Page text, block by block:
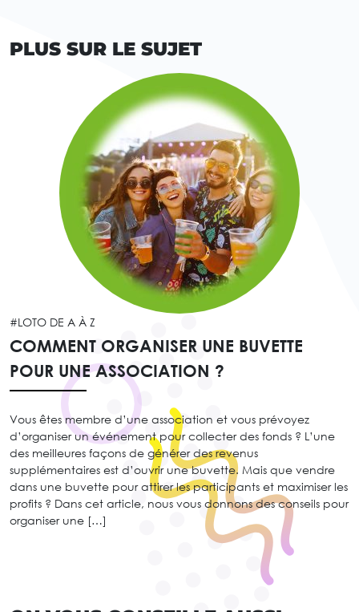
PLUS SUR LE SUJET
#LOTO DE A À Z
COMMENT ORGANISER UNE BUVETTE
POUR UNE ASSOCIATION ?
Vous êtes membre d’une association et vous prévoyez
d’organiser un événement pour collecter des fonds ? L’une
des meilleures façons de générer des revenus
supplémentaires est d’ouvrir une buvette. Mais que vendre
dans une buvette pour attirer les participants et maximiser les
profits ? Dans cet article, nous vous donnons des conseils pour
organiser une […]